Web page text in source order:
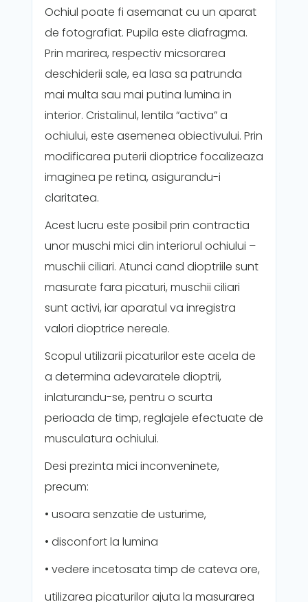
Ochiul poate fi asemanat cu un aparat
de fotografiat. Pupila este diafragma.
Prin marirea, respectiv micsorarea
deschiderii sale, ea lasa sa patrunda
mai multa sau mai putina lumina in
interior. Cristalinul, lentila “activa” a
ochiului, este asemenea obiectivului. Prin
modificarea puterii dioptrice focalizeaza
imaginea pe retina, asigurandu-i
claritatea.
Acest lucru este posibil prin contractia
unor muschi mici din interiorul ochiului –
muschii ciliari. Atunci cand dioptriile sunt
masurate fara picaturi, muschii ciliari
sunt activi, iar aparatul va inregistra
valori dioptrice nereale.
Scopul utilizarii picaturilor este acela de
a determina adevaratele dioptrii,
inlaturandu-se, pentru o scurta
perioada de timp, reglajele efectuate de
musculatura ochiului.
Desi prezinta mici inconveninete,
precum:
• usoara senzatie de usturime,
• disconfort la lumina
• vedere incetosata timp de cateva ore,
utilizarea picaturilor ajuta la masurarea